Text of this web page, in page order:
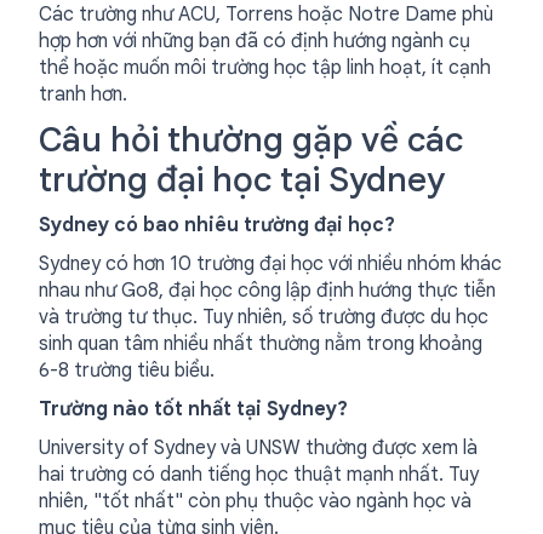
Các trường như ACU, Torrens hoặc Notre Dame phù
hợp hơn với những bạn đã có định hướng ngành cụ
thể hoặc muốn môi trường học tập linh hoạt, ít cạnh
tranh hơn.
Câu hỏi thường gặp về các
trường đại học tại Sydney
Sydney có bao nhiêu trường đại học?
Sydney có hơn 10 trường đại học với nhiều nhóm khác
nhau như Go8, đại học công lập định hướng thực tiễn
và trường tư thục. Tuy nhiên, số trường được du học
sinh quan tâm nhiều nhất thường nằm trong khoảng
6-8 trường tiêu biểu.
Trường nào tốt nhất tại Sydney?
University of Sydney và UNSW thường được xem là
hai trường có danh tiếng học thuật mạnh nhất. Tuy
nhiên, "tốt nhất" còn phụ thuộc vào ngành học và
mục tiêu của từng sinh viên.